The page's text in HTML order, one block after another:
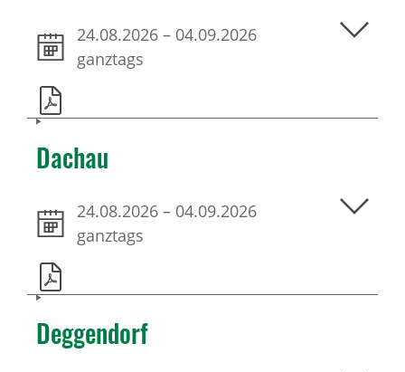
24.08.2026 – 04.09.2026
ganztags
Dachau
24.08.2026 – 04.09.2026
ganztags
Deggendorf